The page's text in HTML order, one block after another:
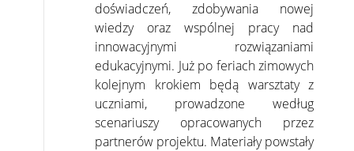
doświadczeń, zdobywania nowej
wiedzy oraz wspólnej pracy nad
innowacyjnymi rozwiązaniami
edukacyjnymi. Już po feriach zimowych
kolejnym krokiem będą warsztaty z
uczniami, prowadzone według
scenariuszy opracowanych przez
partnerów projektu. Materiały powstały